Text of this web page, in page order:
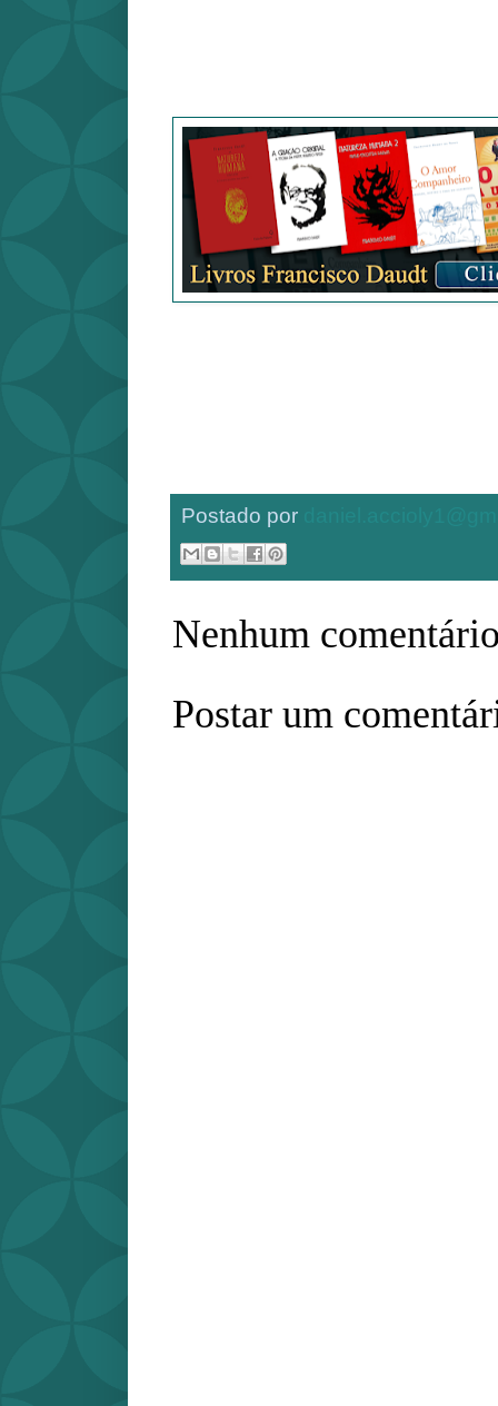
Postado por
Nenhum
Postar um